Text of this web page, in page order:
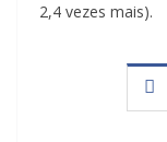
2,4 vezes mais).